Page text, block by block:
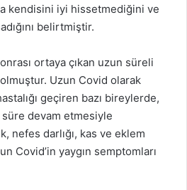
kendisini iyi hissetmediğini ve
belirtmiştir.
ortaya çıkan uzun süreli
Uzun Covid olarak
geçiren bazı bireylerde,
devam etmesiyle
nefes darlığı, kas ve eklem
Covid’in yaygın semptomları